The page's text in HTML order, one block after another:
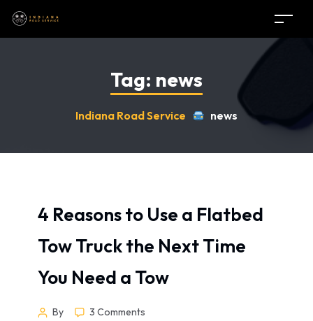
Tag: news
Indiana Road Service news
4 Reasons to Use a Flatbed
Tow Truck the Next Time
You Need a Tow
By 3 Comments